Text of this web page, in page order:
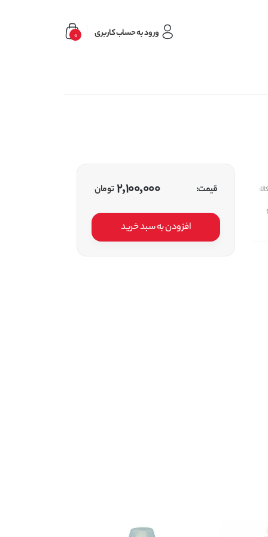
ورود به حساب کاربری 0
قیمت: 2,100,000 تومان
افزودن به سبد خرید